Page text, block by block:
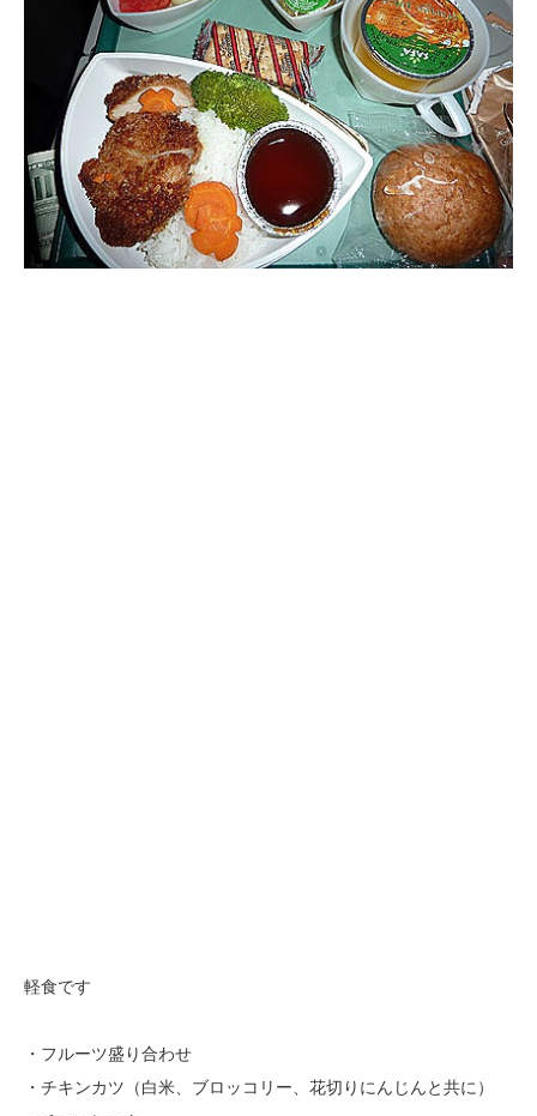
軽食です
・フルーツ盛り合わせ
・チキンカツ（白米、ブロッコリー、花切りにんじんと共に）